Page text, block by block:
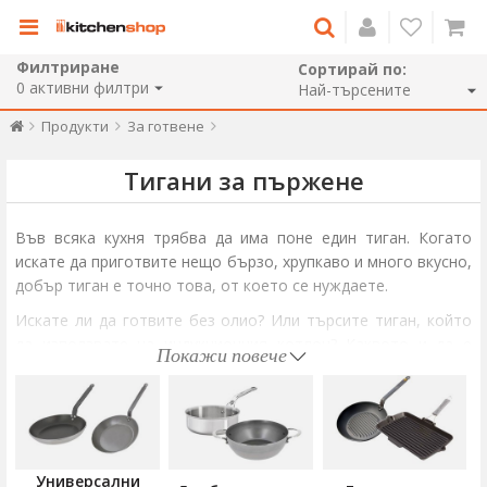
Филтриране
0 активни филтри
Сортирай по:
Продукти За готвене
Тигани за пържене
Във всяка кухня трябва да има поне един тиган. Когато
искате да приготвите нещо бързо, хрупкаво и много вкусно,
добър тиган е точно това, от което се нуждаете.
Искате ли да готвите без олио? Или търсите тиган, който
вашето желание, ние ви предоставяме богата гама тигани
за всяко ястие или техника на готвене. Универсални тигани
за пържене и приготвяне на соте, специални тигани с
незалепващо покритие за любителите на палачинки, тигани
уок за азиатска храна, грил тигани за перфектно
Покажи повече
Универсални